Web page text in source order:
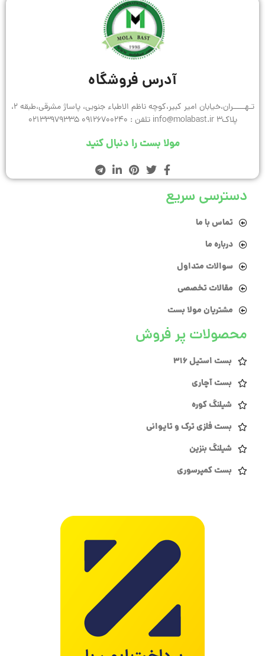
آدرس فروشگاه
تـهـــــران،خیابان امیر کبیر،کوچه ناظم الاطباء جنوبی، پاساژ مشرقی،طبقه 2،
پلاک3 info@molabast.ir تلفن : 09126700240 02133979335
مولا بست را دنبال کنید
دسترسی سریع
تماس با ما
درباره ما
سوالات متداول
مقالات تخصصی
مشتریان مولا بست
محصولات پر فروش
بست استیل 316
بست آچاری
شیلنگ کوره
بست فلزی ترک و تایوانی
شیلنگ بنزین
بست کمپرسوری